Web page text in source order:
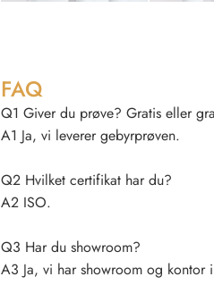
FAQ
Q1 Giver du prøve? Gratis eller
A1 Ja, vi leverer gebyrprøven.
Q2 Hvilket certifikat har du?
A2 ISO.
Q3 Har du showroom?
A3 Ja, vi har showroom og kontor